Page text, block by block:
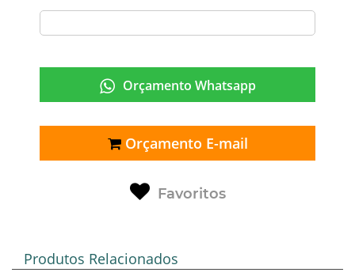
Orçamento Whatsapp
Orçamento E-mail
Favoritos
Produtos Relacionados